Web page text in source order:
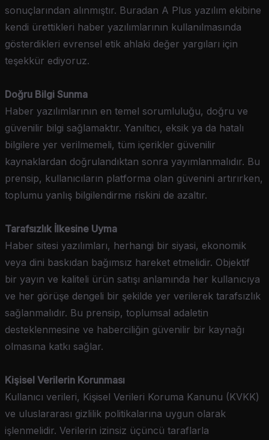
sonuçlarından alınmıştır. Buradan A Plus yazılım ekibine
kendi ürettikleri haber yazılımlarının kullanılmasında
gösterdikleri evrensel etik ahlaki değer yargıları için
teşekkür ediyoruz.
Doğru Bilgi Sunma
Haber yazılımlarının en temel sorumluluğu, doğru ve
güvenilir bilgi sağlamaktır. Yanıltıcı, eksik ya da hatalı
bilgilere yer verilmemeli, tüm içerikler güvenilir
kaynaklardan doğrulandıktan sonra yayımlanmalıdır. Bu
prensip, kullanıcıların platforma olan güvenini artırırken,
toplumu yanlış bilgilendirme riskini de azaltır.
Tarafsızlık İlkesine Uyma
Haber sitesi yazılımları, herhangi bir siyasi, ekonomik
veya dini baskıdan bağımsız hareket etmelidir. Objektif
bir yayın ve kaliteli ürün satışı anlamında her kullanıcıya
ve her görüşe dengeli bir şekilde yer verilerek tarafsızlık
sağlanmalıdır. Bu prensip, toplumsal adaletin
desteklenmesine ve haberciliğin güvenilir bir kaynağı
olmasına katkı sağlar.
Kişisel Verilerin Korunması
Kullanıcı verileri, Kişisel Verileri Koruma Kanunu (KVKK)
ve uluslararası gizlilik politikalarına uygun olarak
işlenmelidir. Verilerin izinsiz üçüncü taraflarla